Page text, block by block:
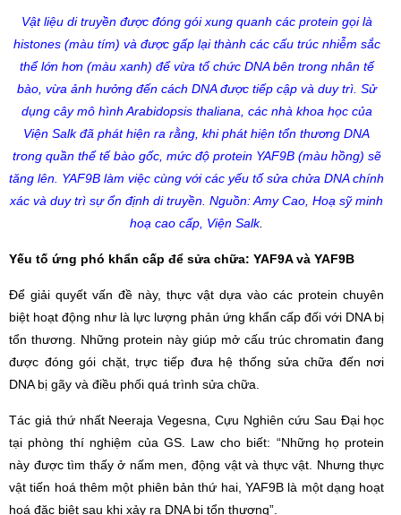
Vật liệu di truyền được đóng gói xung quanh các protein gọi là
histones (màu tím) và được gấp lại thành các cấu trúc nhiễm sắc
thể lớn hơn (màu xanh) để vừa tổ chức DNA bên trong nhân tế
bào, vừa ảnh hưởng đến cách DNA được tiếp cập và duy trì. Sử
dụng cây mô hình Arabidopsis thaliana, các nhà khoa học của
Viện Salk đã phát hiện ra rằng, khi phát hiện tổn thương DNA
trong quần thể tế bào gốc, mức độ protein YAF9B (màu hồng) sẽ
tăng lên. YAF9B làm việc cùng với các yếu tố sửa chửa DNA chính
xác và duy trì sự ổn định di truyền. Nguồn:Amy Cao, Hoạ sỹ minh
hoạ cao cấp, Viện Salk.
Yếu tố ứng phó khẩn cấp để sửa chữa: YAF9A và YAF9B
Để giải quyết vấn đề này, thực vật dựa vào các protein chuyên
biệt hoạt động như là lực lượng phản ứng khẩn cấp đối với DNA bị
tổn thương. Những protein này giúp mở cấu trúc chromatin đang
được đóng gói chặt, trực tiếp đưa hệ thống sửa chữa đến nơi
DNA bị gãy và điều phối quá trình sửa chữa.
Tác giả thứ nhất Neeraja Vegesna, Cựu Nghiên cứu Sau Đại học
tại phòng thí nghiệm của GS. Law cho biết: “Những họ protein
này được tìm thấy ở nấm men, động vật và thực vật. Nhưng thực
vật tiến hoá thêm một phiên bản thứ hai, YAF9B là một dạng hoạt
hoá đặc biệt sau khi xảy ra DNA bị tổn thương”.